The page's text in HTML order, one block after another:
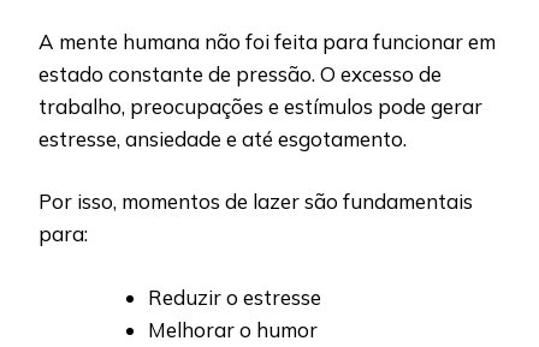
A mente humana não foi feita para funcionar em
estado constante de pressão. O excesso de
trabalho, preocupações e estímulos pode gerar
estresse, ansiedade e até esgotamento.
Por isso, momentos de lazer são fundamentais
para:
Reduzir o estresse
Melhorar o humor